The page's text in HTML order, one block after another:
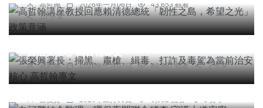
高哲翰 2026年一月06日
43,653 觀看
10 分享
專欄
張榮興署長：掃黑、肅槍、緝毒、打詐及毒駕為當
高哲翰 2026年七月07日 49,887 觀看 3 分享
社會 綜合新聞 健康 旅遊
白河警結合監理、環保夜間聯合稽查 守護山道安寧
蔡俊賢 2026年二月03日 8,532 觀看 3 分享